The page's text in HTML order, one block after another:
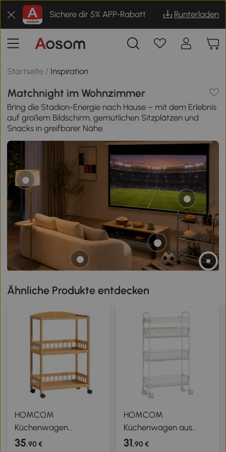
Sichere dir 5% APP-Rabatt Runterladen
Startseite / Inspiration
Matchnight im Wohnzimmer
Bring die Stadion-Energie nach Hause – mit dem Erlebnis
auf großem Bildschirm, gemütlichen Sitzplätzen und
Snacks in greifbarer Nähe.
Ähnliche Produkte entdecken
HOMCOM
Küchenwagen
Rollwagen mit 3
35,90 €
HOMCOM
Küchenwagen aus
Metall, 3 Körbe,
31,90 €